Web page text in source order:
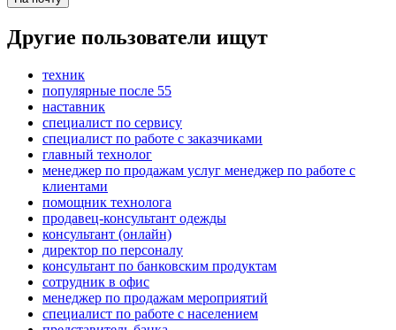
Другие пользователи ищут
техник
популярные после 55
наставник
специалист по сервису
специалист по работе с заказчиками
главный технолог
менеджер по продажам услуг менеджер по работе с
клиентами
помощник технолога
продавец-консультант одежды
консультант (онлайн)
директор по персоналу
консультант по банковским продуктам
сотрудник в офис
менеджер по продажам мероприятий
специалист по работе с населением